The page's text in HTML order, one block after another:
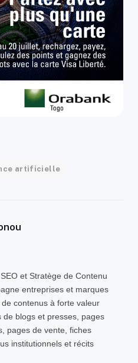
artificielle
et Stratège de Contenu
entreprises et marques
contenus à forte valeur
de blogs et presses, pages
pages de vente, fiches
institutionnels et récits